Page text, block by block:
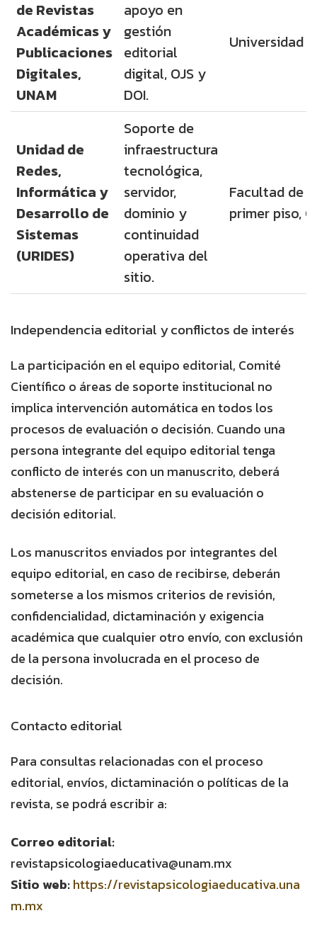
de Revistas
Académicas y
Publicaciones
Digitales,
UNAM
apoyo en
gestión
editorial
digital, OJS y
DOI.
Universidad
Unidad de
Redes,
Informática y
Desarrollo de
Sistemas
(URIDES)
Soporte de
infraestructura
tecnológica,
servidor,
dominio y
continuidad
operativa del
sitio.
Facultad de
primer piso,
Independencia editorial y conflictos de interés
La participación en el equipo editorial, Comité
Científico o áreas de soporte institucional no
implica intervención automática en todos los
procesos de evaluación o decisión. Cuando una
persona integrante del equipo editorial tenga
conflicto de interés con un manuscrito, deberá
abstenerse de participar en su evaluación o
decisión editorial.
Los manuscritos enviados por integrantes del
equipo editorial, en caso de recibirse, deberán
someterse a los mismos criterios de revisión,
confidencialidad, dictaminación y exigencia
académica que cualquier otro envío, con exclusión
de la persona involucrada en el proceso de
decisión.
Contacto editorial
Para consultas relacionadas con el proceso
editorial, envíos, dictaminación o políticas de la
revista, se podrá escribir a:
Correo editorial:
revistapsicologiaeducativa@unam.mx
Sitio web:https://revistapsicologiaeducativa.una
m.mx